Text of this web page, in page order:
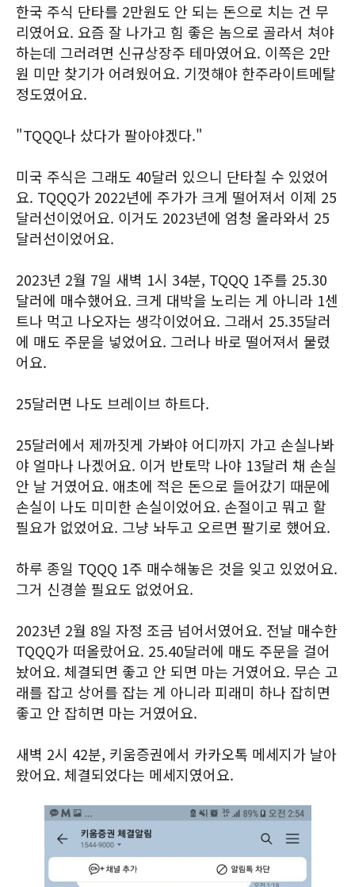
한국 주식 단타를 2만원도 안 되는 돈으로 치는 건 무
리였어요. 요즘 잘 나가고 힘 좋은 놈으로 골라서 쳐야
하는데 그러려면 신규상장주 테마였어요. 이쪽은 2만
원 미만 찾기가 어려웠어요. 기껏해야 한주라이트메탈
정도였어요.
"TQQQ나 샀다가 팔아야겠다."
미국 주식은 그래도 40달러 있으니 단타칠 수 있었어
요. TQQQ가 2022년에 주가가 크게 떨어져서 이제 25
달러선이었어요. 이거도 2023년에 엄청 올라와서 25
달러선이었어요.
2023년 2월 7일 새벽 1시 34분, TQQQ 1주를 25.30
달러에 매수했어요. 크게 대박을 노리는 게 아니라 1센
트나 먹고 나오자는 생각이었어요. 그래서 25.35달러
에 매도 주문을 넣었어요. 그러나 바로 떨어져서 물렸
어요.
25달러면 나도 브레이브 하트다.
25달러에서 제까짓게 가봐야 어디까지 가고 손실나봐
야 얼마나 나겠어요. 이거 반토막 나야 13달러 채 손실
안 날 거였어요. 애초에 적은 돈으로 들어갔기 때문에
손실이 나도 미미한 손실이었어요. 손절이고 뭐고 할
필요가 없었어요. 그냥 놔두고 오르면 팔기로 했어요.
하루 종일 TQQQ 1주 매수해놓은 것을 잊고 있었어요.
그거 신경쓸 필요도 없었어요.
2023년 2월 8일 자정 조금 넘어서였어요. 전날 매수한
TQQQ가 떠올랐어요. 25.40달러에 매도 주문을 걸어
놨어요. 체결되면 좋고 안 되면 마는 거였어요. 무슨 고
래를 잡고 상어를 잡는 게 아니라 피래미 하나 잡히면
좋고 안 잡히면 마는 거였어요.
새벽 2시 42분, 키움증권에서 카카오톡 메세지가 날아
왔어요. 체결되었다는 메세지였어요.